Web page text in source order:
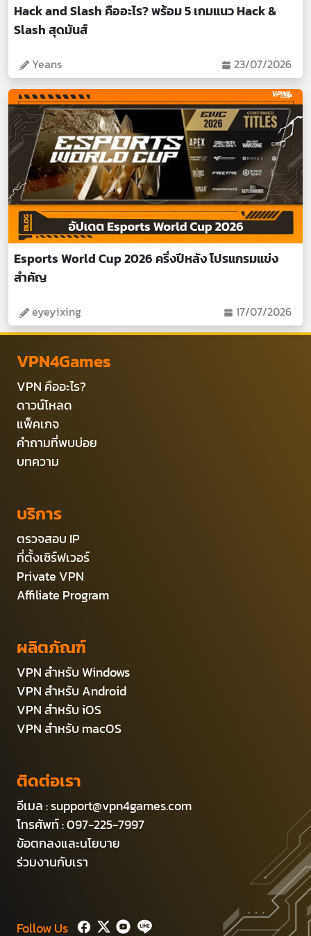
Hack and Slash คืออะไร? พร้อม 5 เกมแนว Hack &
Slash สุดมันส์
Yeans 23/07/2026
Esports World Cup 2026 ครึ่งปีหลัง โปรแกรมแข่ง
สำคัญ
eyeyixing 17/07/2026
VPN4Games
VPN คืออะไร?
ดาวน์โหลด
แพ็คเกจ
คำถามที่พบบ่อย
บทความ
บริการ
ตรวจสอบ IP
ที่ตั้งเซิร์ฟเวอร์
Private VPN
Affiliate Program
ผลิตภัณฑ์
VPN สำหรับ Windows
VPN สำหรับ Android
VPN สำหรับ iOS
VPN สำหรับ macOS
ติดต่อเรา
อีเมล :support@vpn4games.com
โทรศัพท์ : 097-225-7997
ข้อตกลงและนโยบาย
ร่วมงานกับเรา
Follow Us